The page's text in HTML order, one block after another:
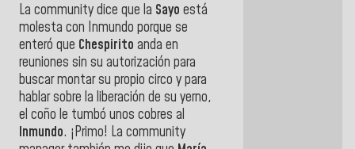
La community dice que la Sayo está
molesta con Inmundo porque se
enteró que Chespirito anda en
reuniones sin su autorización para
buscar montar su propio circo y para
hablar sobre la liberación de su yerno,
el coño le tumbó unos cobres al
Inmundo. ¡Primo! La community